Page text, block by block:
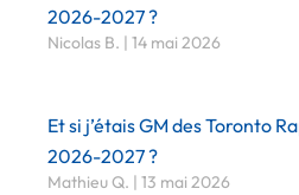
2026-2027 ?
Nicolas B. 14 mai 2026
Et si j’étais GM des Toronto
2026-2027 ?
Mathieu Q. 13 mai 2026